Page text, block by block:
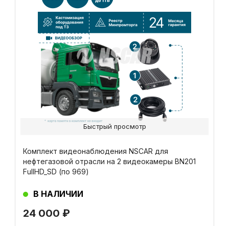
24 000 ₽
Комплект видеонаблюдения NSCAR для
нефтегазовой отрасли на 2 видеокамеры BN201
FullHD_SD (по 969)
В НАЛИЧИИ
Быстрый просмотр